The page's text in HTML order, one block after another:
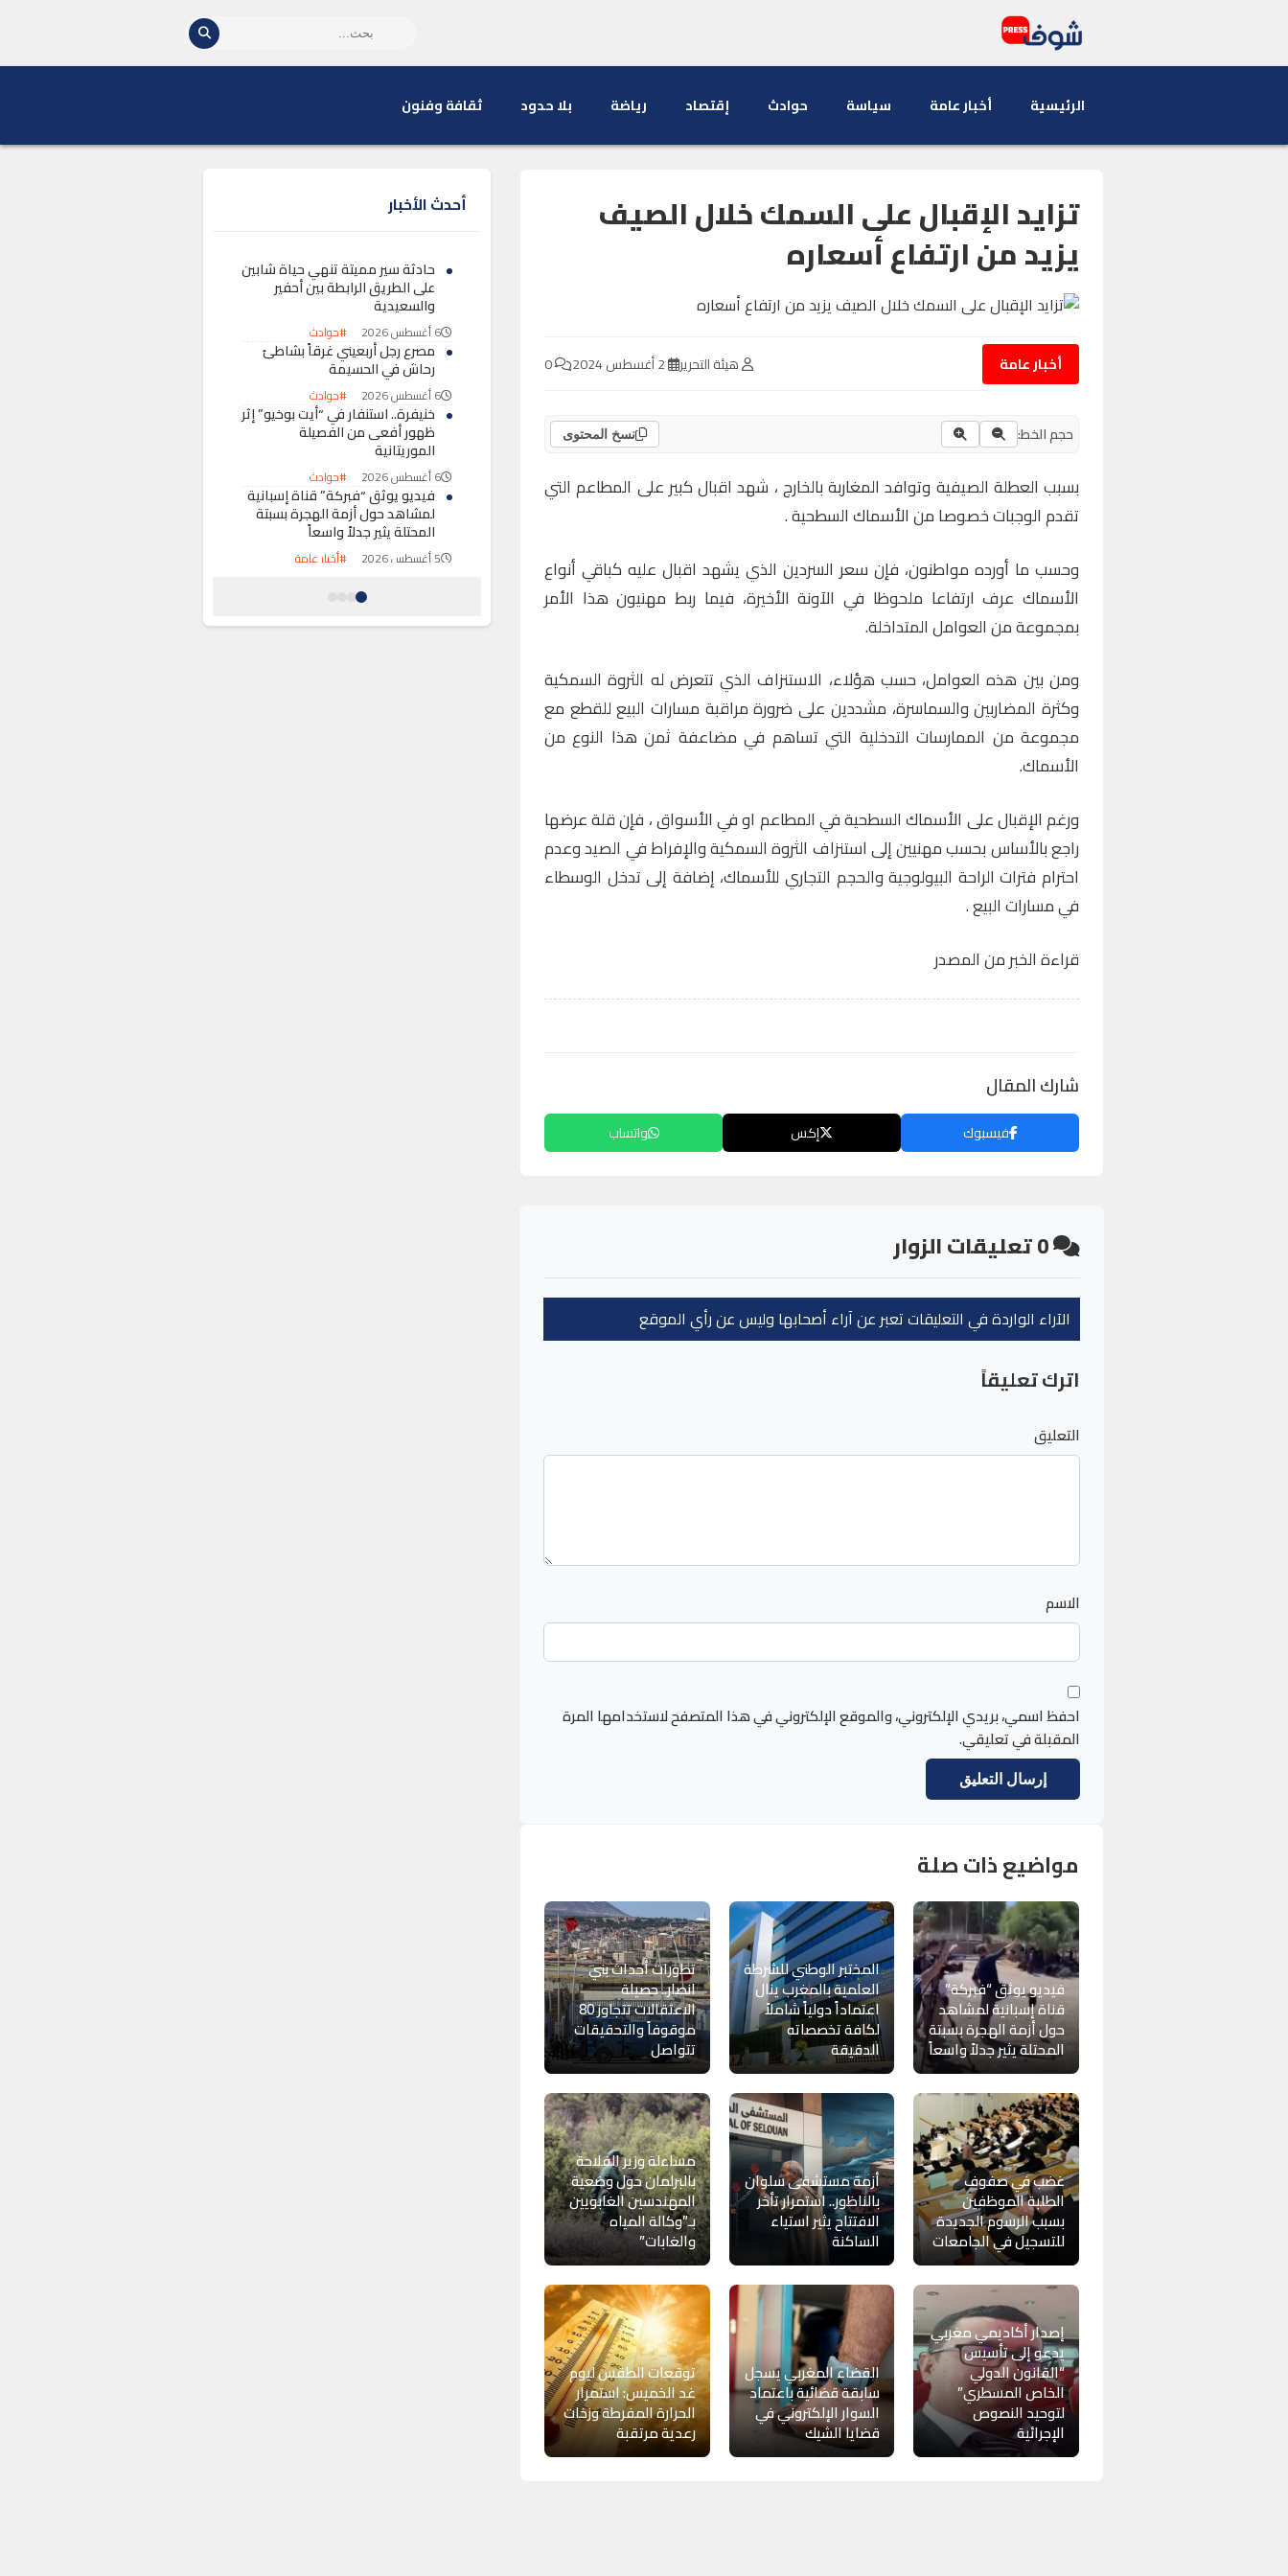
الرئيسية أخبار عامة سياسة حوادث إقتصاد رياضة بلا حدود ثقافة وفنون
تزايد الإقبال على السمك خلال الصيف
يزيد من ارتفاع أسعاره
أخبار عامة هيئة التحرير
حجم الخط: نسخ المحتوى
بسبب العطلة الصيفية وتوافد المغاربة بالخارج ، شهد اقبال كبير على المطاعم التي
تقدم الوجبات خصوصا من الأسماك السطحية .
وحسب ما أورده مواطنون، فإن سعر السردين الذي يشهد اقبال عليه كباقي أنواع
الأسماك عرف ارتفاعا ملحوظا في الآونة الأخيرة، فيما ربط مهنيون هذا الأمر
بمجموعة من العوامل المتداخلة.
ومن بين هذه العوامل، حسب هؤلاء، الاستنزاف الذي تتعرض له الثروة السمكية
وكثرة المضاربين والسماسرة، مشددين على ضرورة مراقبة مسارات البيع للقطع مع
مجموعة من الممارسات التدخلية التي تساهم في مضاعفة ثمن هذا النوع من
الأسماك.
ورغم الإقبال على الأسماك السطحية في المطاعم او في الأسواق ، فإن قلة عرضها
راجع بالأساس بحسب مهنيين إلى استنزاف الثروة السمكية والإفراط في الصيد وعدم
احترام فترات الراحة البيولوجية والحجم التجاري للأسماك، إضافة إلى تدخل الوسطاء
في مسارات البيع .
قراءة الخبر من المصدر
شارك المقال
فيسبوك إكس واتساب
0تعليقات الزوار
الآراء الواردة في التعليقات تعبر عن آراء أصحابها وليس عن رأي الموقع
اترك تعليقاً
التعليق
الاسم
احفظ اسمي، بريدي الإلكتروني، والموقع الإلكتروني في هذا المتصفح لاستخدامها المرة
المقبلة في تعليقي.
مواضيع ذات صلة
فيديو يوثق “فبركة”
قناة إسبانية لمشاهد
حول أزمة الهجرة بسبتة
المحتلة يثير جدلاً واسعاً
المختبر الوطني للشرطة
العلمية بالمغرب ينال
اعتماداً دولياً شاملاً
لكافة تخصصاته
الدقيقة
تطورات أحداث بني
انصار.. حصيلة
الاعتقالات تتجاوز 80
موقوفاً والتحقيقات
تتواصل
غضب في صفوف
الطلبة الموظفين
بسبب الرسوم الجديدة
للتسجيل في الجامعات
أزمة مستشفى سلوان
بالناظور.. استمرار تأخر
الافتتاح يثير استياء
الساكنة
مساءلة وزير الفلاحة
بالبرلمان حول وضعية
المهندسين الغابويين
بـ”وكالة المياه
والغابات”
إصدار أكاديمي مغربي
يدعو إلى تأسيس
“القانون الدولي
الخاص المسطري”
لتوحيد النصوص
الإجرائية
القضاء المغربي يسجل
سابقة قضائية باعتماد
السوار الإلكتروني في
قضايا الشيك
توقعات الطقس ليوم
غد الخميس: استمرار
الحرارة المفرطة وزخات
رعدية مرتقبة
أحدث الأخبار
حادثة سير مميتة تنهي حياة شابين
على الطريق الرابطة بين أحفير
والسعيدية
6 أغسطس 2026 #حوادث
مصرع رجل أربعيني غرقاً بشاطئ
رحاش في الحسيمة
6 أغسطس 2026 #حوادث
خنيفرة.. استنفار في “أيت بوخيو” إثر
ظهور أفعى من الفصيلة
الموريتانية
6 أغسطس 2026 #حوادث
فيديو يوثق “فبركة” قناة إسبانية
لمشاهد حول أزمة الهجرة بسبتة
المحتلة يثير جدلاً واسعاً
5 أغسطس 2026 #أخبار عامة
“الفيفا” لتعزيز الحوكمة ومراجعة